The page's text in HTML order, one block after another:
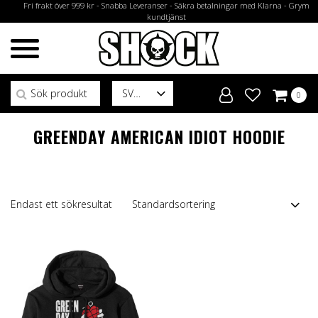
Fri frakt över 999 kr - Snabba Leveranser - Säkra betalningar med Klarna - Grym
kundtjänst
SV
Sök efter:
0
GREENDAY AMERICAN IDIOT HOODIE
Endast ett sökresultat